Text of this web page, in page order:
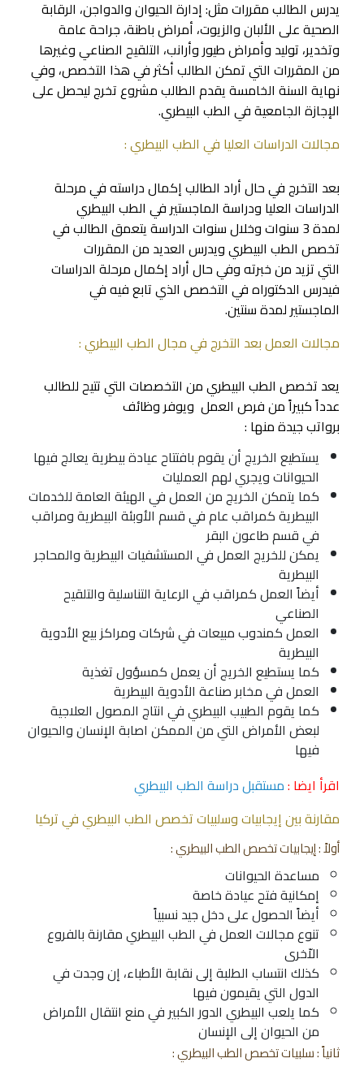
يدرس الطالب مقررات مثل: إدارة الحيوان والدواجن، الرقابة
الصحية على الألبان والزيوت، أمراض باطنة، جراحة عامة
وتخدير، توليد وأمراض طيور وأرانب، التلقيح الصناعي وغيرها
من المقررات التي تمكن الطالب أكثر في هذا التخصص، وفي
نهاية السنة الخامسة يقدم الطالب مشروع تخرج ليحصل على
الإجازة الجامعية في الطب البيطري.
مجالات الدراسات العليا في الطب البيطري :
بعد التخرج في حال أراد الطالب إكمال دراسته في مرحلة
الدراسات العليا ودراسة الماجستير في الطب البيطري
لمدة 3 سنوات وخلال سنوات الدراسة يتعمق الطالب في
تخصص الطب البيطري ويدرس العديد من المقررات
التي تزيد من خبرته وفي حال أراد إكمال مرحلة الدراسات
فيدرس الدكتوراه في التخصص الذي تابع فيه في
الماجستير لمدة سنتين.
مجالات العمل بعد التخرج في مجال الطب البيطري :
يعد تخصص الطب البيطري من التخصصات التي تتيح للطالب
عدداً كبيراً من فرص العمل ويوفر وظائف
برواتب جيدة منها :
يستطيع الخريج أن يقوم بافتتاح عيادة بيطرية يعالج فيها
الحيوانات ويجري لهم العمليات
كما يتمكن الخريج من العمل في الهيئة العامة للخدمات
البيطرية كمراقب عام في قسم الأوبئة البيطرية ومراقب
في قسم طاعون البقر
يمكن للخريج العمل في المستشفيات البيطرية والمحاجر
البيطرية
أيضاً العمل كمراقب في الرعاية التناسلية والتلقيح
الصناعي
العمل كمندوب مبيعات في شركات ومراكز بيع الأدوية
البيطرية
كما يستطيع الخريج أن يعمل كمسؤول تغذية
العمل في مخابر صناعة الأدوية البيطرية
كما يقوم الطبيب البيطري في انتاج المصول العلاجية
لبعض الأمراض التي من الممكن اصابة الإنسان والحيوان
فيها
اقرأ ايضا :مستقبل دراسة الطب البيطري
مقارنة بين إيجابيات وسلبيات تخصص الطب البيطري في تركيا
أولاً : إيجابيات تخصص الطب البيطري :
مساعدة الحيوانات
إمكانية فتح عيادة خاصة
أيضاً الحصول على دخل جيد نسبياً
تنوع مجالات العمل في الطب البيطري مقارنة بالفروع
الاّخرى
كذلك انتساب الطلبة إلى نقابة الأطباء، إن وجدت في
الدول التي يقيمون فيها
كما يلعب البيطري الدور الكبير في منع انتقال الأمراض
من الحيوان إلى الإنسان
ثانياً : سلبيات تخصص الطب البيطري :